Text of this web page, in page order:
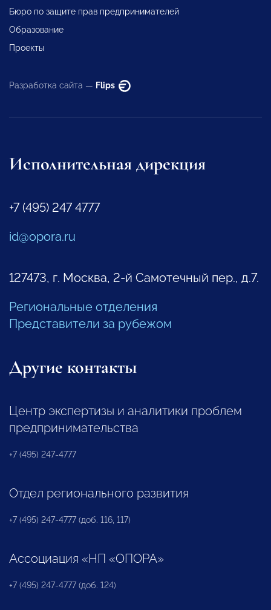
Бюро по защите прав предпринимателей
Образование
Проекты
Разработка сайта — Flips
Исполнительная дирекция
+7 (495) 247 4777
id@opora.ru
127473, г. Москва, 2-й Самотечный пер., д.7.
Региональные отделения
Представители за рубежом
Другие контакты
Центр экспертизы и аналитики проблем
предпринимательства
+7 (495) 247-4777
Отдел регионального развития
+7 (495) 247-4777 (доб. 116, 117)
Ассоциация «НП «ОПОРА»
+7 (495) 247-4777 (доб. 124)